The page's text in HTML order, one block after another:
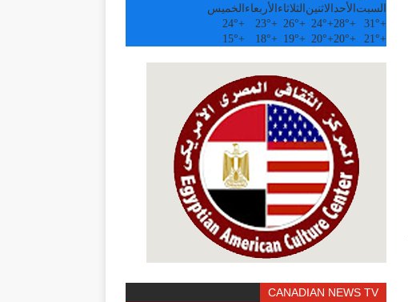
السبت الأحد الاثنين الثلاثاء الأربعاء الخميس
+
31°
+
28°
+
24°
+
26°
+
23°
+
24°
+
21°
+
20°
+
20°
+
19°
+
18°
+
15°
CANADIAN NEWS TV